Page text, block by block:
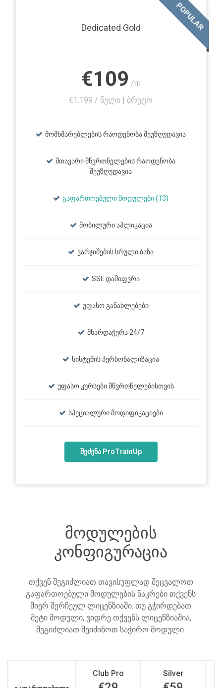
Dedicated Gold
€109 /m
€1.199 / წელი | ბრუტო
მომხმარებლების რაოდენობა შეუზღუდავია
მთავარი მწვრთნელების რაოდენობა
შეუზღუდავია
გაფართოებული მოდულები (13)
მობილური აპლიკაცია
ვარჯიშების სრული ბაზა
SSL დაშიფვრა
უფასო განახლებები
მხარდაჭერა 24/7
სისტემის პერსონალიზაცია
უფასო კურსები მწვრთნელებისთვის
სპეციალური მოდიფიკაციები
შეძენა ProTrainUp
POPULAR
მოდულების
კონფიგურაცია
თქვენ შეგიძლიათ თავისუფლად შეცვალოთ
გაფართოებული მოდულების ნაკრები თქვენს
მიერ შერჩეულ ლიცენზიაში. თუ გჭირდებათ
მეტი მოდული, ვიდრე თქვენს ლიცენზიაშია,
შეგიძლიათ შეიძინოთ საჭირო მოდული.
Club Pro Silver